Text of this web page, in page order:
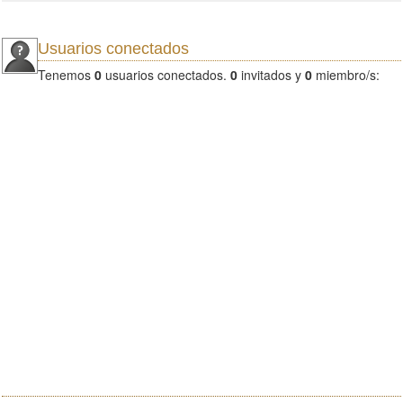
Usuarios conectados
Tenemos 0 usuarios conectados. 0 invitados y 0 miembro/s: